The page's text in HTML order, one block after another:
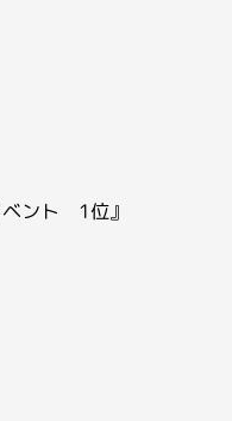
ベント 1位』